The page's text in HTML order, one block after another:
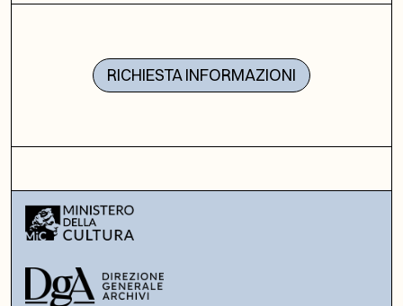
RICHIESTA INFORMAZIONI